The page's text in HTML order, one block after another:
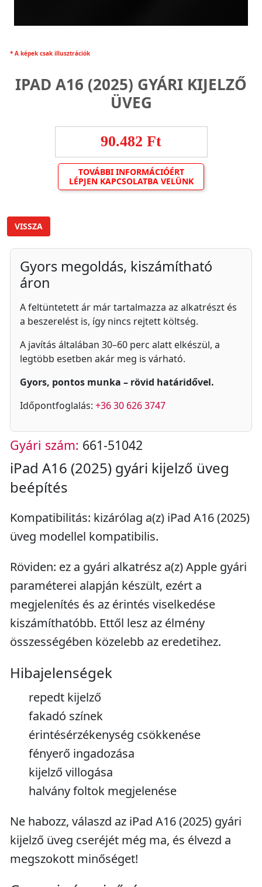
* A képek csak illusztrációk
IPAD A16 (2025) GYÁRI KIJELZŐ
ÜVEG
90.482 Ft
TOVÁBBI INFORMÁCIÓÉRT
LÉPJEN KAPCSOLATBA VELÜNK
VISSZA
Gyors megoldás, kiszámítható
áron
A feltüntetett ár már tartalmazza az alkatrészt és
a beszerelést is, így nincs rejtett költség.
A javítás általában 30–60 perc alatt elkészül, a
legtöbb esetben akár meg is várható.
Gyors, pontos munka – rövid határidővel.
Időpontfoglalás: +36 30 626 3747
Gyári szám: 661-51042
iPad A16 (2025) gyári kijelző üveg
beépítés
Kompatibilitás: kizárólag a(z) iPad A16 (2025)
üveg modellel kompatibilis.
Röviden: ez a gyári alkatrész a(z) Apple gyári
paraméterei alapján készült, ezért a
megjelenítés és az érintés viselkedése
kiszámíthatóbb. Ettől lesz az élmény
összességében közelebb az eredetihez.
Hibajelenségek
repedt kijelző
fakadó színek
érintésérzékenység csökkenése
fényerő ingadozása
kijelző villogása
halvány foltok megjelenése
Ne habozz, válaszd az iPad A16 (2025) gyári
kijelző üveg cseréjét még ma, és élvezd a
megszokott minőséget!